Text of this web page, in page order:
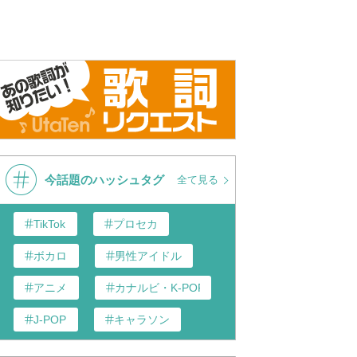
今話題のハッシュタグ 全て見る
TikTok プロセカ
ボカロ 男性アイドル
アニメ カナルビ・K-POP和訳
J-POP キャラソン